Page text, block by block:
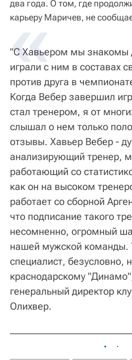
два года. О том, где
карьеру Маричев, не
"С Хавьером мы знакомы
играли с ним в составах
против друга в
Когда Вебер завершил
стал тренером, я от
слышал о нем только
отзывы. Хавьер Вебер -
анализирующий тренер,
работающий со
как он на высоком
работает со сборной
что подписание такого
несомненно, огромный
нашей мужской команды.
специалист, безусловно,
краснодарскому
генеральный директор
Олихвер.